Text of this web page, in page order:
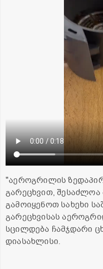
"აეროგრილის
გარეცხვით,
გამოიყენოთ სახეხი
გარეცხვისას
სცილდება ჩამჯდარი
დიასახლისი.